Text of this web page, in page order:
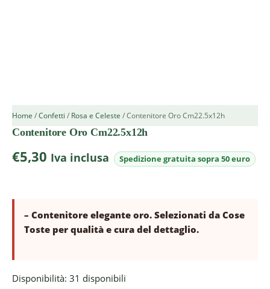
Home /Confetti / Rosa e Celeste / Contenitore Oro Cm22.5x12h
Contenitore Oro Cm22.5x12h
€5,30 Iva inclusa
– Contenitore elegante oro. Selezionati da Cose
Toste per qualità e cura del dettaglio.
Disponibilità: 31 disponibili